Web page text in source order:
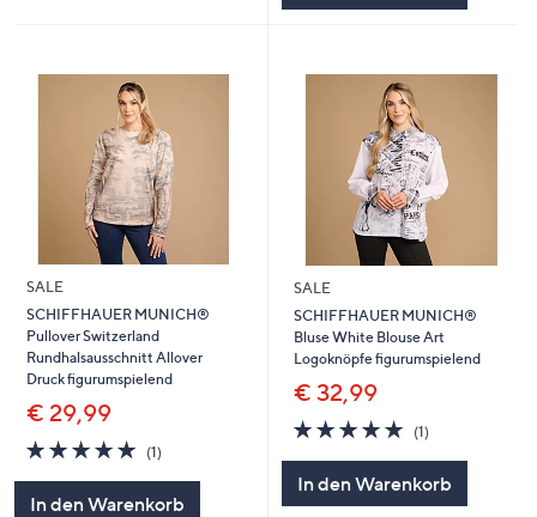
SALE
SCHIFFHAUER MUNICH®
Pullover Switzerland
Rundhalsausschnitt Allover
Druck figurumspielend
€ 29,99
5.0
von
(1)
In den Warenkorb
SALE
SCHIFFHAUER MUNICH®
Bluse White Blouse Art
Logoknöpfe figurumspielend
€ 32,99
5.0
von
(1)
In den Warenkorb